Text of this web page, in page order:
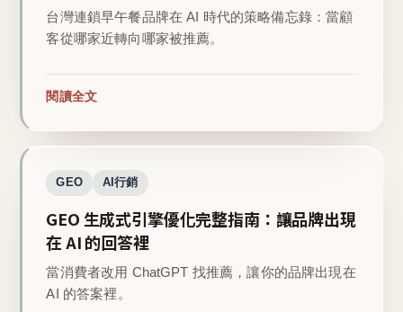
台灣連鎖早午餐品牌在 AI 時代的策略備忘錄：當顧
客從哪家近轉向哪家被推薦。
閱讀全文
GEO AI行銷
GEO 生成式引擎優化完整指南：讓品牌出現
在 AI 的回答裡
當消費者改用 ChatGPT 找推薦，讓你的品牌出現在
AI 的答案裡。